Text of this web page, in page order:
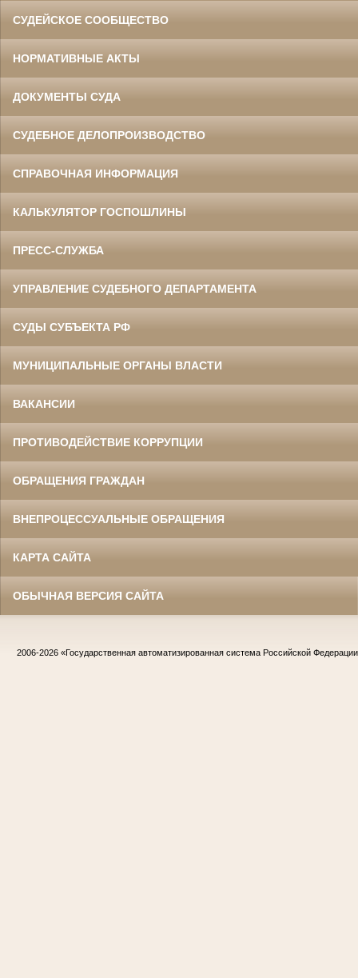
СУДЕЙСКОЕ СООБЩЕСТВО
НОРМАТИВНЫЕ АКТЫ
ДОКУМЕНТЫ СУДА
СУДЕБНОЕ ДЕЛОПРОИЗВОДСТВО
СПРАВОЧНАЯ ИНФОРМАЦИЯ
КАЛЬКУЛЯТОР ГОСПОШЛИНЫ
ПРЕСС-СЛУЖБА
УПРАВЛЕНИЕ СУДЕБНОГО ДЕПАРТАМЕНТА
СУДЫ СУБЪЕКТА РФ
МУНИЦИПАЛЬНЫЕ ОРГАНЫ ВЛАСТИ
ВАКАНСИИ
ПРОТИВОДЕЙСТВИЕ КОРРУПЦИИ
ОБРАЩЕНИЯ ГРАЖДАН
ВНЕПРОЦЕССУАЛЬНЫЕ ОБРАЩЕНИЯ
КАРТА САЙТА
ОБЫЧНАЯ ВЕРСИЯ САЙТА
2006-2026 «Государственная автоматизированная система Российской